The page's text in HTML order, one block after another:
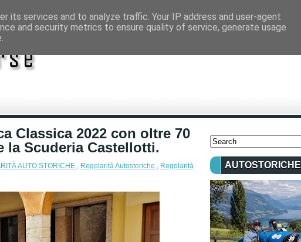
Classica 2022 con oltre 70
la Scuderia Castellotti.
AUTO STORICHE , Regolarità Autostoriche , Regolarità
AUTOSTORICHE
its services and to analyze traffic. Your IP address and user-agent
and security metrics to ensure quality of service, generate usage